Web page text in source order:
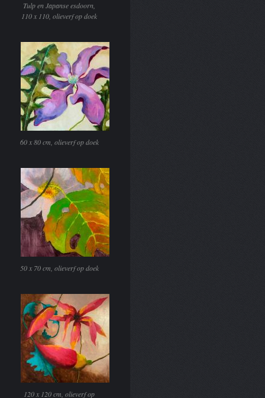
Tulp en Japanse esdoorn,
110 x 110, olieverf op doek
60 x 80 cm, olieverf op doek
50 x 70 cm, olieverf op doek
120 x 120 cm, olieverf op